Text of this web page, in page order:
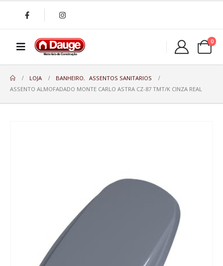
0
LOJA BANHEIRO,
ASSENTOS SANITARIOS
ASSENTO ALMOFADADO MONTE CARLO ASTRA CZ-87 TMT/K CINZA REAL